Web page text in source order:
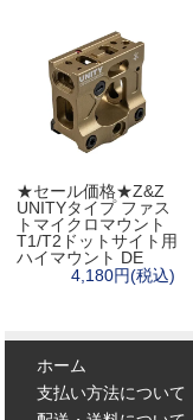
★セール価格★Z&Z
UNITYタイプ ファス
トマイクロマウント
T1/T2ドットサイト用
ハイマウント DE
4,180円(税込)
ホーム
支払い方法について